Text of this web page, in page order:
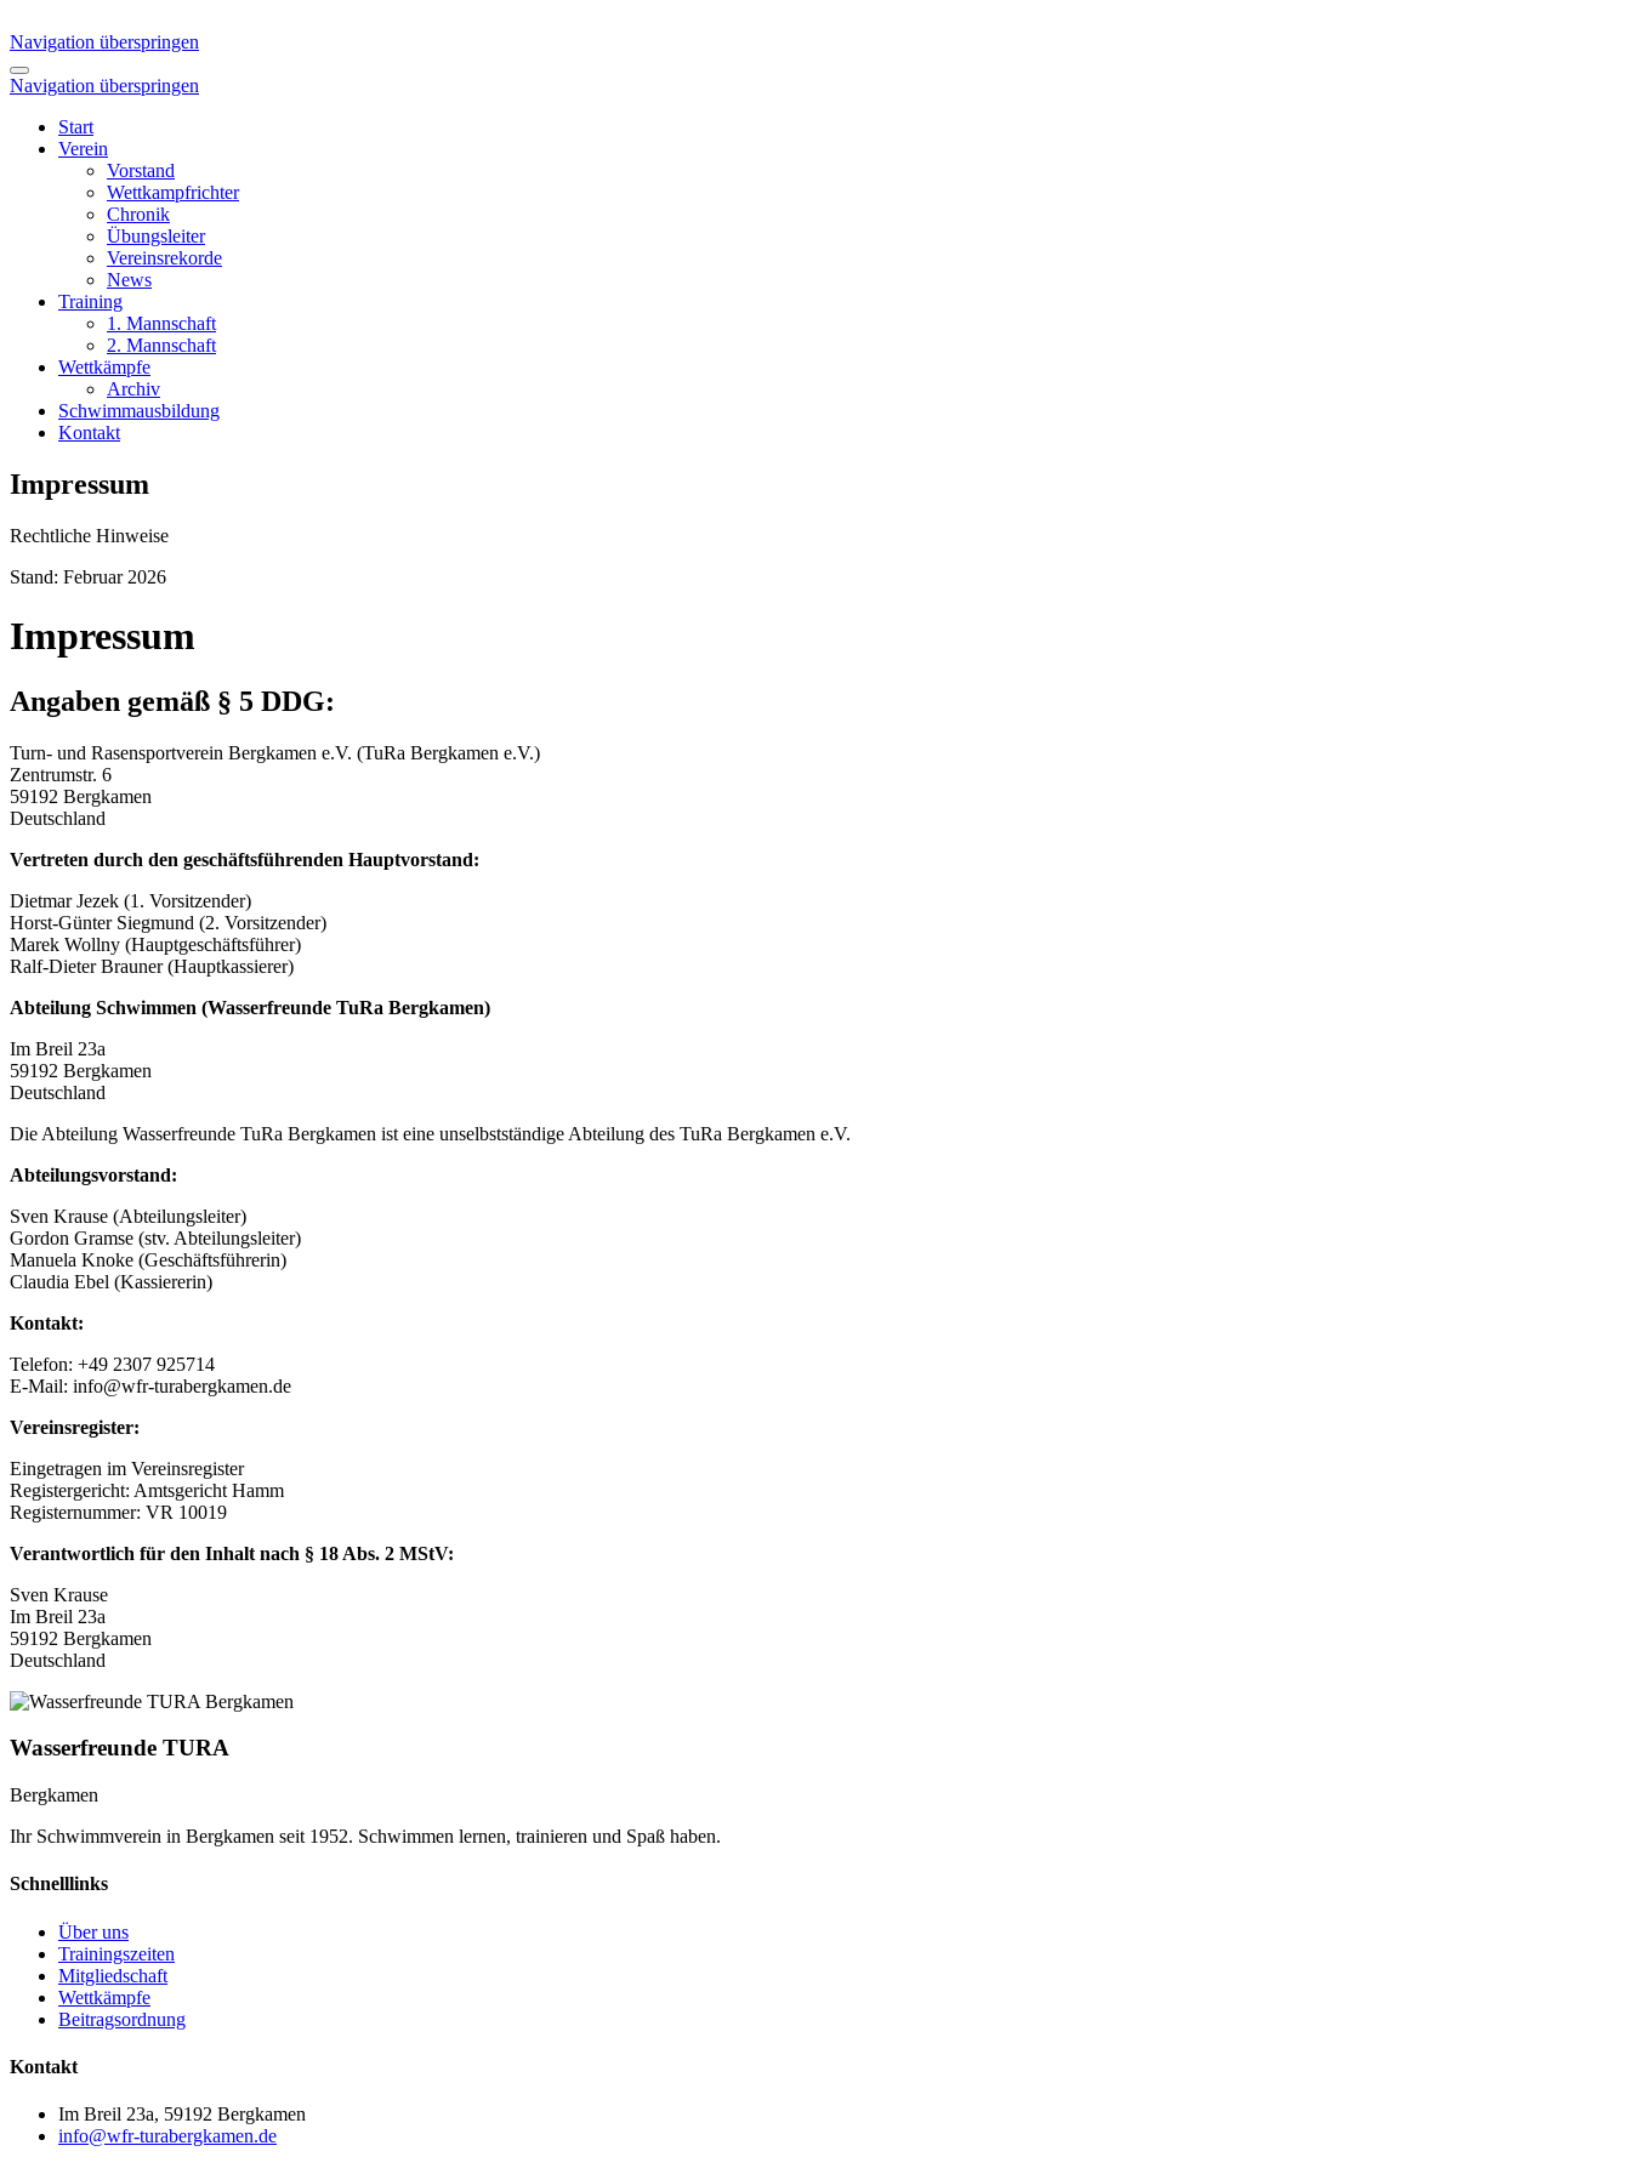
Navigation überspringen
Navigation überspringen
Start
Verein
Vorstand
Wettkampfrichter
Chronik
Übungsleiter
Vereinsrekorde
News
Training
1. Mannschaft
2. Mannschaft
Wettkämpfe
Archiv
Schwimmausbildung
Kontakt
Impressum
Rechtliche Hinweise
Stand: Februar 2026
Impressum
Angaben gemäß § 5 DDG:
Turn- und Rasensportverein Bergkamen e.V. (TuRa Bergkamen e.V.)
Zentrumstr. 6
59192 Bergkamen
Deutschland
Vertreten durch den geschäftsführenden Hauptvorstand:
Dietmar Jezek (1. Vorsitzender)
Horst-Günter Siegmund (2. Vorsitzender)
Marek Wollny (Hauptgeschäftsführer)
Ralf-Dieter Brauner (Hauptkassierer)
Abteilung Schwimmen (Wasserfreunde TuRa Bergkamen)
Im Breil 23a
59192 Bergkamen
Deutschland
Die Abteilung Wasserfreunde TuRa Bergkamen ist eine unselbstständige Abteilung des TuRa Bergkamen e.V.
Abteilungsvorstand:
Sven Krause (Abteilungsleiter)
Gordon Gramse (stv. Abteilungsleiter)
Manuela Knoke (Geschäftsführerin)
Claudia Ebel (Kassiererin)
Kontakt:
Telefon: +49 2307 925714
E-Mail: info@wfr-turabergkamen.de
Vereinsregister:
Eingetragen im Vereinsregister
Registergericht: Amtsgericht Hamm
Registernummer: VR 10019
Verantwortlich für den Inhalt nach § 18 Abs. 2 MStV:
Sven Krause
Im Breil 23a
59192 Bergkamen
Deutschland
Wasserfreunde TURA
Bergkamen
Ihr Schwimmverein in Bergkamen seit 1952. Schwimmen lernen, trainieren und Spaß haben.
Schnelllinks
Über uns
Trainingszeiten
Mitgliedschaft
Wettkämpfe
Beitragsordnung
Kontakt
Im Breil 23a, 59192 Bergkamen
info@wfr-turabergkamen.de